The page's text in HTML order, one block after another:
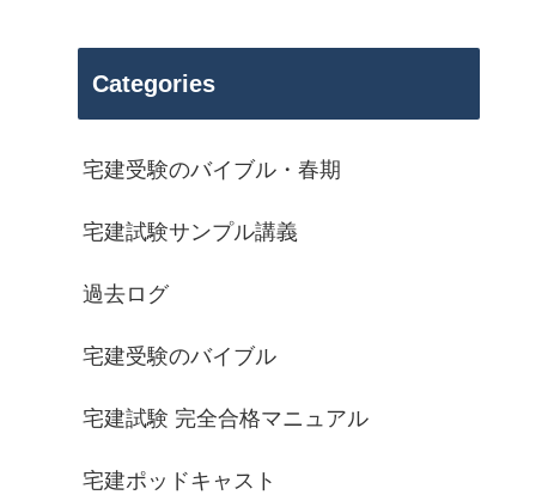
Categories
宅建受験のバイブル・春期
宅建試験サンプル講義
過去ログ
宅建受験のバイブル
宅建試験 完全合格マニュアル
宅建ポッドキャスト